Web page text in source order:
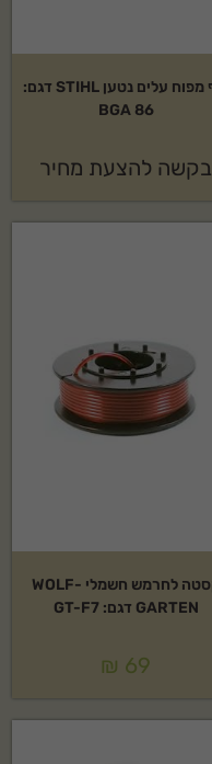
גוף מפוח עלים נטען STIHL דגם:
BGA 86
בקשה להצעת מחיר
קסטה לחרמש חשמלי WOLF-
GARTEN דגם: GT-F7
₪ 69